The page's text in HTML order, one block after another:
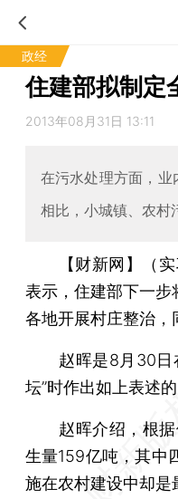
政经
住建部拟制定
2013年08月31日 13:11
在污水处理方面，
相比，小城镇、农村
【财新网】（
表示，住建部下一步
各地开展村庄整治，
赵晖是8月30日在
坛”时作出如上表述的
赵晖介绍，根据
生量159亿吨，其中
施在农村建设中却